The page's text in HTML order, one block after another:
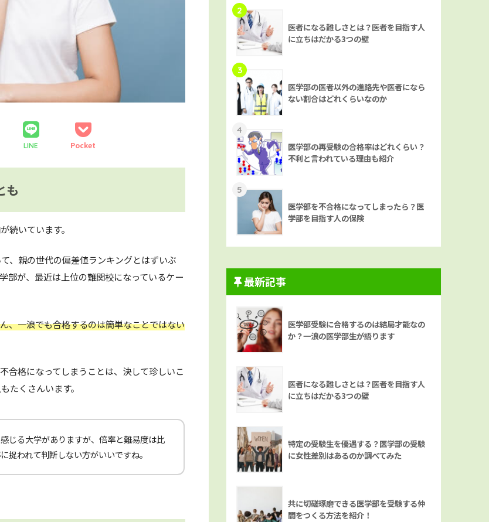
LINE Pocket
も
続いています。
、親の世代の偏差値ランキングとはずいぶ
部が、最近は上位の難関校になっているケー
、一浪でも合格するのは簡単なことではない
合格になってしまうことは、決して珍しいこ
たくさんいます。
じる大学がありますが、倍率と難易度は比
捉われて判断しない方がいいですね。
2
医者になる難しさとは？医者を目指す人
に立ちはだかる3つの壁
3
医学部の医者以外の進路先や医者になら
ない割合はどれくらいなのか
4
医学部の再受験の合格率はどれくらい？
不利と言われている理由も紹介
5
医学部を不合格になってしまったら？医
学部を目指す人の保険
最新記事
医学部受験に合格するのは結局才能なの
か？一浪の医学部生が語ります
医者になる難しさとは？医者を目指す人
に立ちはだかる3つの壁
特定の受験生を優遇する？医学部の受験
に女性差別はあるのか調べてみた
共に切磋琢磨できる医学部を受験する仲
間をつくる方法を紹介！